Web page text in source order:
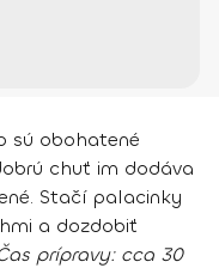
sú obohatené
chuť im dodáva
Stačí palacinky
a dozdobiť
prípravy:cca 30